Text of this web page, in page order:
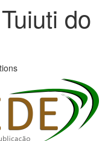
do